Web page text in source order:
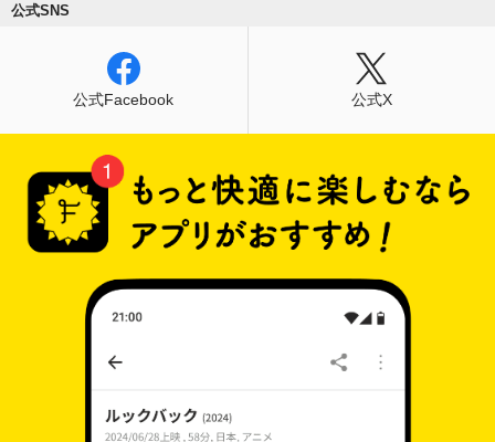
公式SNS
公式Facebook 公式X